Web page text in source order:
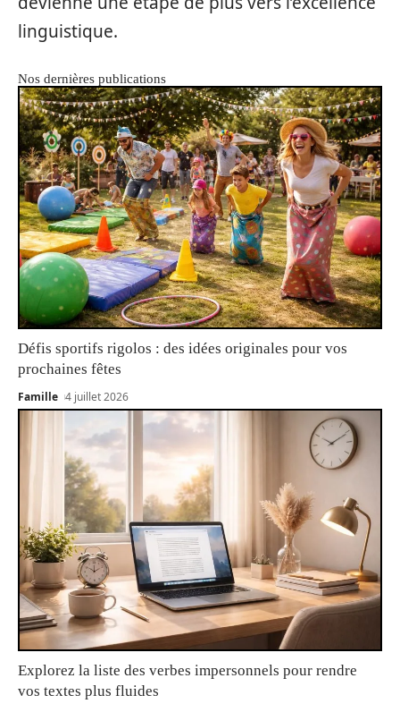
linguistique.
Nos dernières publications
Défis sportifs rigolos : des idées originales pour vos
prochaines fêtes
Famille 4 juillet 2026
Explorez la liste des verbes impersonnels pour rendre
vos textes plus fluides